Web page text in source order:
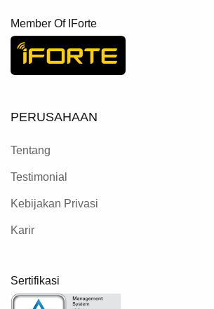
Member Of IForte
PERUSAHAAN
Tentang
Testimonial
Kebijakan Privasi
Karir
Sertifikasi